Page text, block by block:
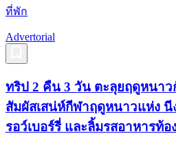
ที่พัก
Advertorial
ทริป 2 คืน 3 วัน ตะลุยฤดูหนาว
สัมผัสเสน่ห์กีฬาฤดูหนาวแห่ง นี
รอว์เบอร์รี่ และลิ้มรสอาหารท้อ